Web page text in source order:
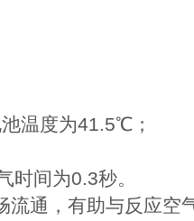
温度为41.5℃；
时间为0.3秒。
通，有助与反应